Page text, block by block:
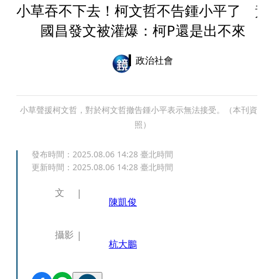
小草吞不下去！柯文哲不告鍾小平了
國昌發文被灌爆：柯P還是出不來
政治社會
小草聲援柯文哲，對於柯文哲撤告鍾小平表示無法接受。（本刊資
照）
發布時間： 2025.08.06 14:28 臺北時間
更新時間： 2025.08.06 14:28 臺北時間
文
陳凱俊
攝影
杭大鵬